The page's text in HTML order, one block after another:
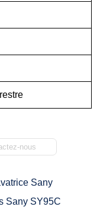
nous
Sany
Sany SY95C